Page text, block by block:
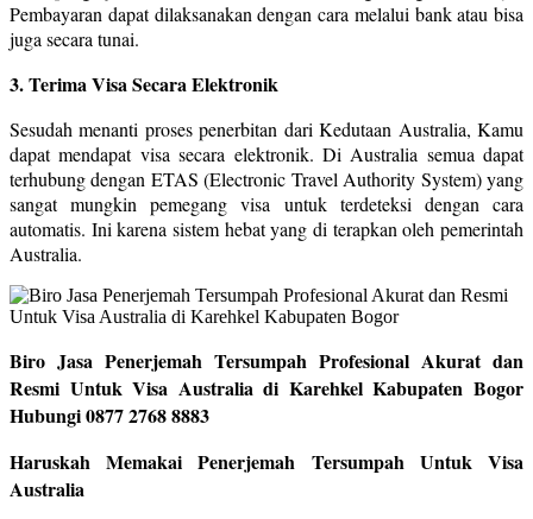
Pembayaran dapat dilaksanakan dengan cara melalui bank atau bisa
juga secara tunai.
3. Terima Visa Secara Elektronik
Sesudah menanti proses penerbitan dari Kedutaan Australia, Kamu
dapat mendapat visa secara elektronik. Di Australia semua dapat
terhubung dengan ETAS (Electronic Travel Authority System) yang
sangat mungkin pemegang visa untuk terdeteksi dengan cara
automatis. Ini karena sistem hebat yang di terapkan oleh pemerintah
Australia.
Biro Jasa Penerjemah Tersumpah Profesional Akurat dan
Resmi Untuk Visa Australia di Karehkel Kabupaten Bogor
Hubungi 0877 2768 8883
Haruskah Memakai Penerjemah Tersumpah Untuk Visa
Australia